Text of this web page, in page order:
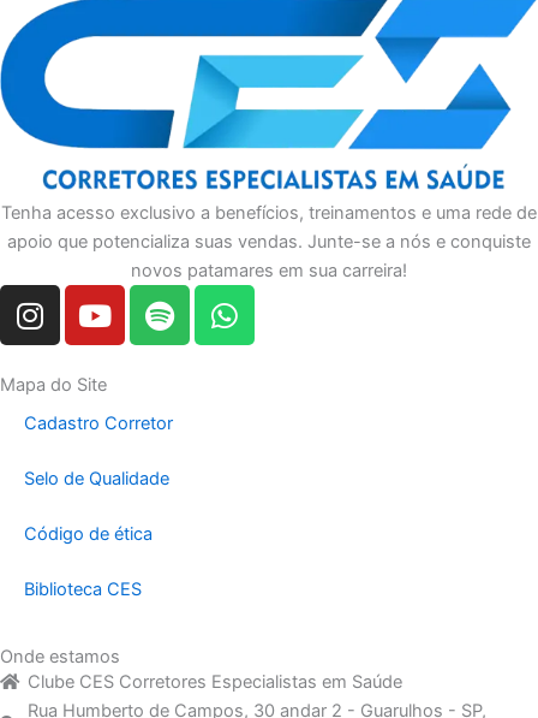
Tenha acesso exclusivo a benefícios, treinamentos e uma rede de
apoio que potencializa suas vendas. Junte-se a nós e conquiste
novos patamares em sua carreira!
I
n
t
a
r
m
Y
o
t
u
e
S
p
i
y
W
h
Mapa do Site
Cadastro Corretor
Selo de Qualidade
Código de ética
Biblioteca CES
Onde estamos
Clube CES Corretores Especialistas em Saúde
Rua Humberto de Campos, 30 andar 2 - Guarulhos - SP,